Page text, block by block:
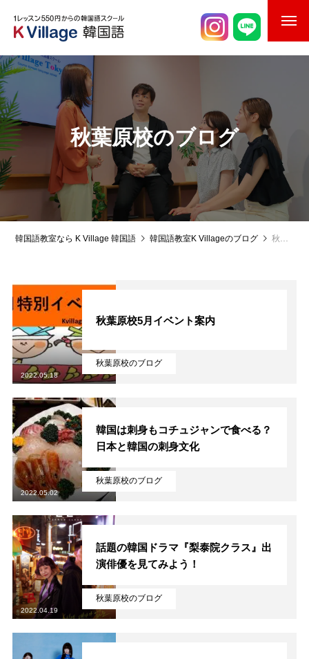
校舎案内
ご入校までの流れ
韓国語講師紹介
スケジュール
K Village韓国留学
秋葉原校のブログ
韓国語教室なら K Village 韓国語 韓国語教室K Villageのブログ 秋葉原校のブログ
秋葉原校のブログ
秋葉原校5月イベント案内
2022.05.18
秋葉原校のブログ
韓国は刺身もコチュジャンで食べる？
日本と韓国の刺身文化
2022.05.02
秋葉原校のブログ
話題の韓国ドラマ『梨泰院クラス』出
演俳優を見てみよう！
2022.04.19